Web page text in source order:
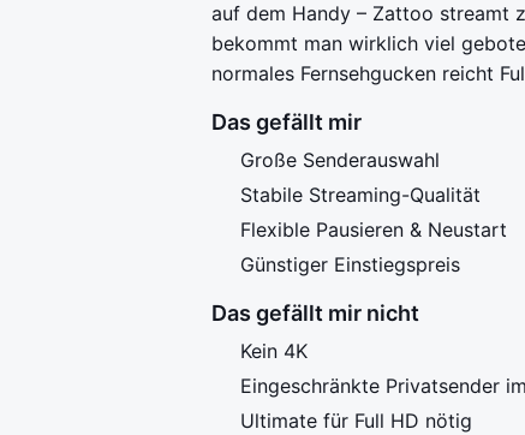
auf dem Handy – Zattoo streamt
bekommt man wirklich viel
normales Fernsehgucken reicht
Das gefällt mir
Große Senderauswahl
Stabile Streaming-Qualität
Flexible Pausieren & Neustart
Günstiger Einstiegspreis
Das gefällt mir nicht
Kein 4K
Eingeschränkte Privatsender
Ultimate für Full HD nötig